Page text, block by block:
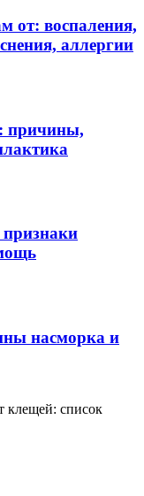
от: воспаления,
аллергии
причины,
насморка и
клещей: список